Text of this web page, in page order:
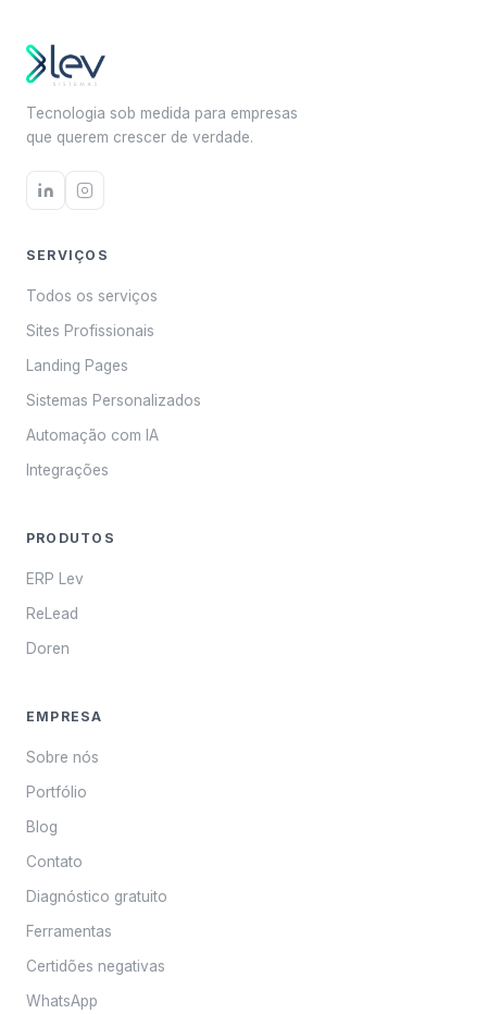
Tecnologia sob medida para empresas
que querem crescer de verdade.
SERVIÇOS
Todos os serviços
Sites Profissionais
Landing Pages
Sistemas Personalizados
Automação com IA
Integrações
PRODUTOS
ERP Lev
ReLead
Doren
EMPRESA
Sobre nós
Portfólio
Blog
Contato
Diagnóstico gratuito
Ferramentas
Certidões negativas
WhatsApp